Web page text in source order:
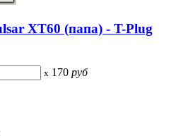
XT60 (папа) - T-Plug
x 170 руб